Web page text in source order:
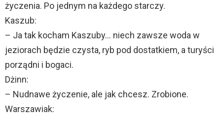
życzenia. Po jednym na każdego starczy.
Kaszub:
– Ja tak kocham Kaszuby… niech zawsze woda w
jeziorach będzie czysta, ryb pod dostatkiem, a turyści
porządni i bogaci.
Dżinn:
– Nudnawe życzenie, ale jak chcesz. Zrobione.
Warszawiak: